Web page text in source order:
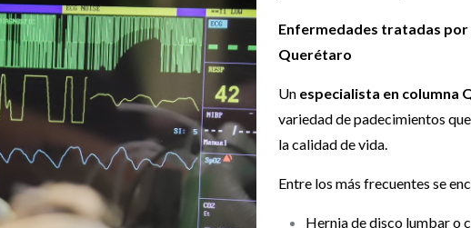
Enfermedades tratadas por
Querétaro
Un especialista en columna
variedad de padecimientos
la calidad de vida.
Entre los más frecuentes se
Hernia de disco lumbar o